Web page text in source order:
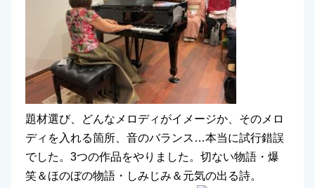
題材選び、どんなメロディがイメージか、そのメロ
ディを入れる箇所、音のバランス…本当に試行錯誤
でした。3つの作品をやりました。切ない物語・爆
笑＆ほのぼの物語・しみじみ＆元気の出る詩。